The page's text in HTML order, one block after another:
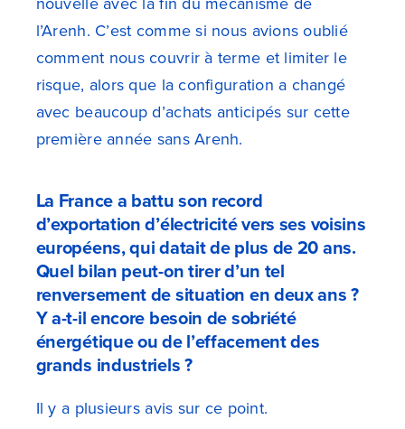
l’Arenh. C’est comme si nous avions oublié
comment nous couvrir à terme et limiter le
risque, alors que la configuration a changé
avec beaucoup d’achats anticipés sur cette
première année sans Arenh.
La France a battu son record
d’exportation d’électricité vers ses voisins
européens, qui datait de plus de 20 ans.
Quel bilan peut-on tirer d’un tel
renversement de situation en deux ans ?
Y a-t-il encore besoin de sobriété
énergétique ou de l’effacement des
grands industriels ?
Il y a plusieurs avis sur ce point.